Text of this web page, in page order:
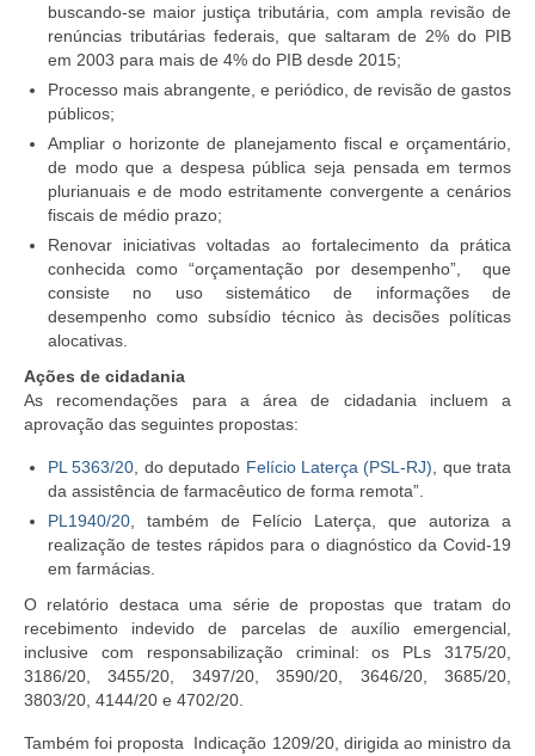
buscando-se maior justiça tributária, com ampla revisão de
renúncias tributárias federais, que saltaram de 2% do PIB
em 2003 para mais de 4% do PIB desde 2015;
Processo mais abrangente, e periódico, de revisão de gastos
públicos;
Ampliar o horizonte de planejamento fiscal e orçamentário,
de modo que a despesa pública seja pensada em termos
plurianuais e de modo estritamente convergente a cenários
fiscais de médio prazo;
Renovar iniciativas voltadas ao fortalecimento da prática
conhecida como “orçamentação por desempenho”, que
consiste no uso sistemático de informações de
desempenho como subsídio técnico às decisões políticas
alocativas.
Ações de cidadania
As recomendações para a área de cidadania incluem a
aprovação das seguintes propostas:
PL 5363/20 , do deputado Felício Laterça (PSL-RJ) , que trata
da assistência de farmacêutico de forma remota”.
PL1940/20 , também de Felício Laterça, que autoriza a
realização de testes rápidos para o diagnóstico da Covid-19
em farmácias.
O relatório destaca uma série de propostas que tratam do
recebimento indevido de parcelas de auxílio emergencial,
inclusive com responsabilização criminal: os PLs 3175/20,
3186/20, 3455/20, 3497/20, 3590/20, 3646/20, 3685/20,
3803/20, 4144/20 e 4702/20.
Também foi proposta Indicação 1209/20, dirigida ao ministro da